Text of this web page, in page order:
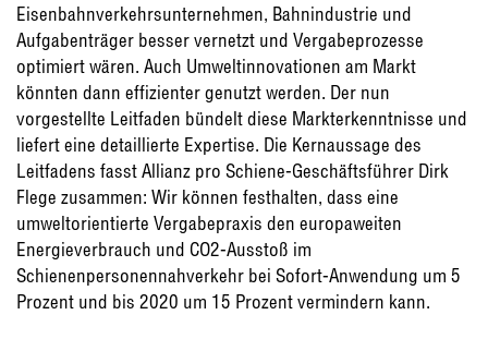
Eisenbahnverkehrsunternehmen, Bahnindustrie und
Aufgabenträger besser vernetzt und Vergabeprozesse
optimiert wären. Auch Umweltinnovationen am Markt
könnten dann effizienter genutzt werden. Der nun
vorgestellte Leitfaden bündelt diese Markterkenntnisse und
liefert eine detaillierte Expertise. Die Kernaussage des
Leitfadens fasst Allianz pro Schiene-Geschäftsführer Dirk
Flege zusammen: Wir können festhalten, dass eine
umweltorientierte Vergabepraxis den europaweiten
Energieverbrauch und CO2-Ausstoß im
Schienenpersonennahverkehr bei Sofort-Anwendung um 5
Prozent und bis 2020 um 15 Prozent vermindern kann.